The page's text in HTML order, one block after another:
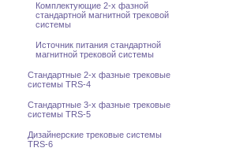
Комплектующие 2-x фазной
стандартной магнитной трековой
системы
Источник питания стандартной
магнитной трековой системы
Стандартные 2-x фазные трековые
системы TRS-4
Стандартные 3-x фазные трековые
системы TRS-5
Дизайнерские трековые системы
TRS-6